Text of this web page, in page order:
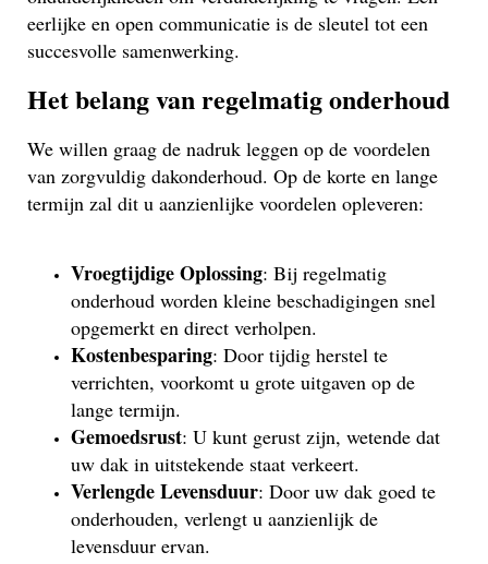
eerlijke en open communicatie is de sleutel tot een
succesvolle samenwerking.
Het belang van regelmatig onderhoud
We willen graag de nadruk leggen op de voordelen
van zorgvuldig dakonderhoud. Op de korte en lange
termijn zal dit u aanzienlijke voordelen opleveren:
Vroegtijdige Oplossing: Bij regelmatig
onderhoud worden kleine beschadigingen snel
opgemerkt en direct verholpen.
Kostenbesparing: Door tijdig herstel te
verrichten, voorkomt u grote uitgaven op de
lange termijn.
Gemoedsrust: U kunt gerust zijn, wetende dat
uw dak in uitstekende staat verkeert.
Verlengde Levensduur: Door uw dak goed te
onderhouden, verlengt u aanzienlijk de
levensduur ervan.